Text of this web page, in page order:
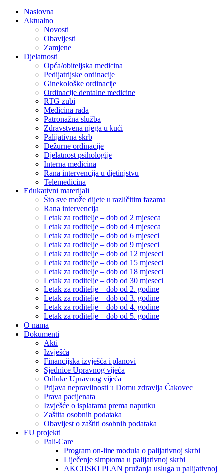
Naslovna
Aktualno
Novosti
Obavijesti
Zamjene
Djelatnosti
Opća/obiteljska medicina
Pedijatrijske ordinacije
Ginekološke ordinacije
Ordinacije dentalne medicine
RTG zubi
Medicina rada
Patronažna služba
Zdravstvena njega u kući
Palijativna skrb
Dežurne ordinacije
Djelatnost psihologije
Interna medicina
Rana intervencija u djetinjstvu
Telemedicina
Edukativni materijali
Što sve može dijete u različitim fazama
Rana intervencija
Letak za roditelje – dob od 2 mjeseca
Letak za roditelje – dob od 4 mjeseca
Letak za roditelje – dob od 6 mjeseci
Letak za roditelje – dob od 9 mjeseci
Letak za roditelje – dob od 12 mjeseci
Letak za roditelje – dob od 15 mjeseci
Letak za roditelje – dob od 18 mjeseci
Letak za roditelje – dob od 30 mjeseci
Letak za roditelje – dob od 2. godine
Letak za roditelje – dob od 3. godine
Letak za roditelje – dob od 4. godine
Letak za roditelje – dob od 5. godine
O nama
Dokumenti
Akti
Izvješća
Financijska izvješća i planovi
Sjednice Upravnog vijeća
Odluke Upravnog vijeća
Prijava nepravilnosti u Domu zdravlja Čakovec
Prava pacijenata
Izvješće o isplatama prema naputku
Zaštita osobnih podataka
Obavijest o zaštiti osobnih podataka
EU projekti
Pali-Care
Program on-line modula o palijativnoj skrbi
Liječenje simptoma u palijativnoj skrbi
AKCIJSKI PLAN pružanja usluga u palijativnoj